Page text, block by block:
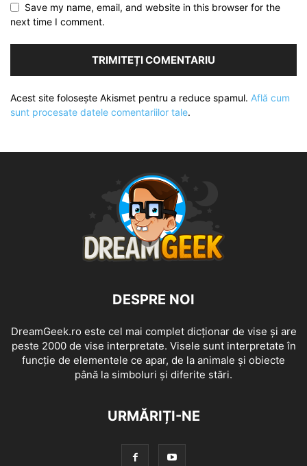
Save my name, email, and website in this browser for the
next time I comment.
Acest site folosește Akismet pentru a reduce spamul. Află cum
sunt procesate datele comentariilor tale.
DESPRE NOI
DreamGeek.ro este cel mai complet dicționar de vise și are
peste 2000 de vise interpretate. Visele sunt interpretate în
funcție de elementele ce apar, de la animale și obiecte
până la simboluri și diferite stări.
URMĂRIȚI-NE